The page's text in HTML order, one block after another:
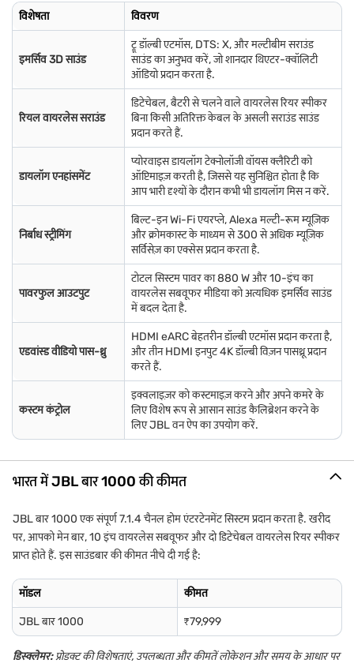
विशेषता विवरण
इमर्सिव 3D साउंड
ट्रू डॉल्बी एटमॉस, DTS: X, और मल्टीबीम सराउंड
साउंड का अनुभव करें, जो शानदार थिएटर-क्वॉलिटी
ऑडियो प्रदान करता है.
रियल वायरलेस सराउंड
डिटेचेबल, बैटरी से चलने वाले वायरलेस रियर स्पीकर
बिना किसी अतिरिक्त केबल के असली सराउंड साउंड
प्रदान करते हैं.
डायलॉग एनहांसमेंट
प्योरवाइस डायलॉग टेक्नोलॉजी वॉयस क्लैरिटी को
ऑप्टिमाइज़ करती है, जिससे यह सुनिश्चित होता है कि
आप भारी दृश्यों के दौरान कभी भी डायलॉग मिस न करें.
निर्बाध स्ट्रीमिंग
बिल्ट-इन Wi-Fi एयरप्ले, Alexa मल्टी-रूम म्यूज़िक
और क्रोमकास्ट के माध्यम से 300 से अधिक म्यूज़िक
सर्विसेज़ का एक्सेस प्रदान करता है.
पावरफुल आउटपुट
टोटल सिस्टम पावर का 880 W और 10-इंच का
वायरलेस सबवूफर मीडिया को अत्यधिक इमर्सिव साउंड
में बदल देता है.
एडवांस्ड वीडियो पास-थ्रु
HDMI eARC बेहतरीन डॉल्बी एटमॉस प्रदान करता है,
और तीन HDMI इनपुट 4K डॉल्बी विज़न पासथ्रू प्रदान
करते हैं.
कस्टम कंट्रोल
इक्वलाइज़र को कस्टमाइज़ करने और अपने कमरे के
लिए विशेष रूप से आसान साउंड कैलिब्रेशन करने के
लिए JBL वन ऐप का उपयोग करें.
भारत में JBL बार 1000 की कीमत
JBL बार 1000 एक संपूर्ण 7.1.4 चैनल होम एंटरटेनमेंट सिस्टम प्रदान करता है. खरीद
पर, आपको मेन बार, 10 इंच वायरलेस सबवूफर और दो डिटेचेबल वायरलेस रियर स्पीकर
प्राप्त होते हैं. इस साउंडबार की कीमत नीचे दी गई है:
मॉडल कीमत
JBL बार 1000 ₹79,999
डिस्क्लेमर:प्रोडक्ट की विशेषताएं, उपलब्धता और कीमतें लोकेशन और समय के आधार पर